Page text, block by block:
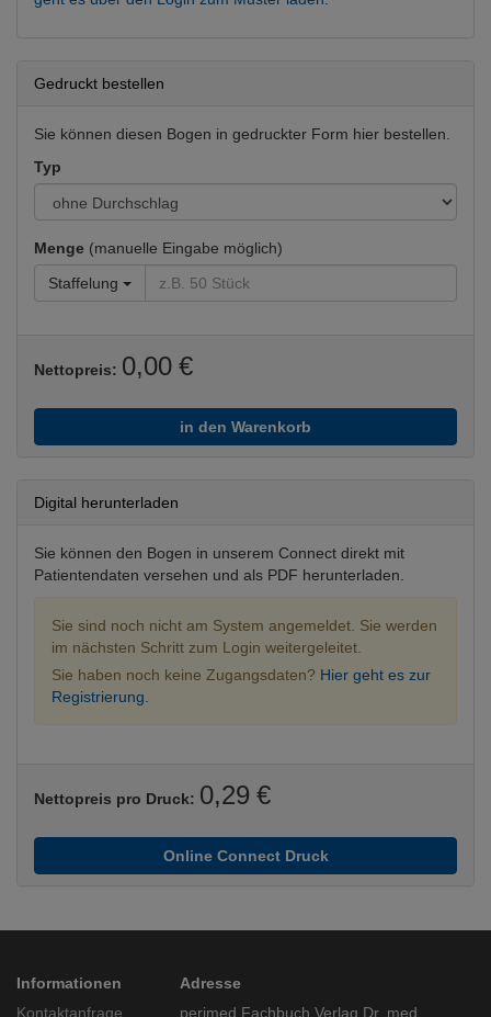
Gedruckt bestellen
Sie können diesen Bogen in gedruckter Form hier bestellen.
Typ
Menge (manuelle Eingabe möglich)
Staffelung
Nettopreis: 0,00 €
in den Warenkorb
Digital herunterladen
Sie können den Bogen in unserem Connect direkt mit
Patientendaten versehen und als PDF herunterladen.
Sie sind noch nicht am System angemeldet. Sie werden
im nächsten Schritt zum Login weitergeleitet.
Sie haben noch keine Zugangsdaten? Hier geht es zur
Registrierung.
Nettopreis pro Druck: 0,29 €
Online Connect Druck
Informationen
Kontaktanfrage
Adresse
perimed Fachbuch Verlag Dr. med.